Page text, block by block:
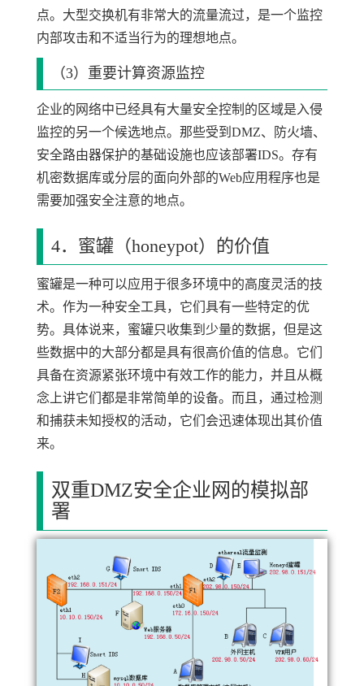
点。大型交换机有非常大的流量流过，是一个监控
内部攻击和不适当行为的理想地点。
（3）重要计算资源监控
企业的网络中已经具有大量安全控制的区域是入侵
监控的另一个候选地点。那些受到DMZ、防火墙、
安全路由器保护的基础设施也应该部署IDS。存有
机密数据库或分层的面向外部的Web应用程序也是
需要加强安全注意的地点。
4．蜜罐（honeypot）的价值
蜜罐是一种可以应用于很多环境中的高度灵活的技
术。作为一种安全工具，它们具有一些特定的优
势。具体说来，蜜罐只收集到少量的数据，但是这
些数据中的大部分都是具有很高价值的信息。它们
具备在资源紧张环境中有效工作的能力，并且从概
念上讲它们都是非常简单的设备。而且，通过检测
和捕获未知授权的活动，它们会迅速体现出其价值
来。
双重DMZ安全企业网的模拟部
署